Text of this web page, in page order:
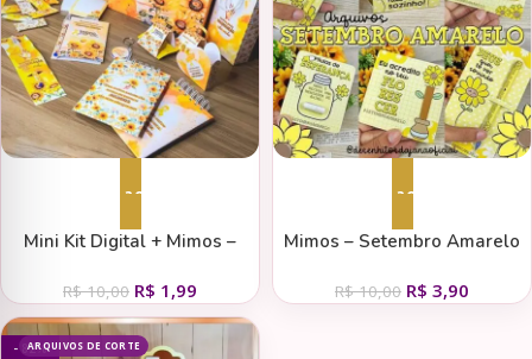
Adicionar ao carrinho
Mini Kit Digital + Mimos –
R$10,00 R$ 1,99
Adicionar ao carrinho
Mimos – Setembro Amarelo
R$10,00 R$ 3,90
ARQUIVOS DE CORTE
- 82%